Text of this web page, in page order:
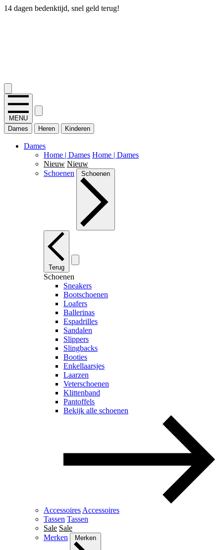
14 dagen bedenktijd, snel geld terug!
MENU
Dames
Heren Kinderen
Dames
Home | Dames Home | Dames
Nieuw Nieuw
Schoenen
Schoenen
Terug
Schoenen
Sneakers
Bootschoenen
Loafers
Ballerinas
Espadrilles
Sandalen
Slippers
Slingbacks
Booties
Enkellaarsjes
Laarzen
Veterschoenen
Klittenband
Pantoffels
Bekijk alle schoenen
Accessoires Accessoires
Tassen Tassen
Sale Sale
Merken
Merken